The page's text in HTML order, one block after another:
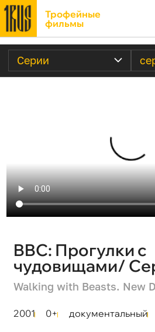
Трофейные
фильмы
Серии
BBC: Прогулки с
чудовищами/
Walking with Beasts. New
2001 0+ документальный